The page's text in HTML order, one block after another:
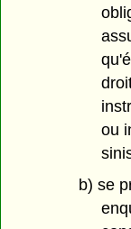
ou
b) se